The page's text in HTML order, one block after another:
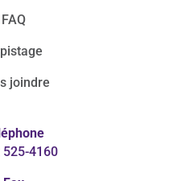
FAQ
joindre
525-4160